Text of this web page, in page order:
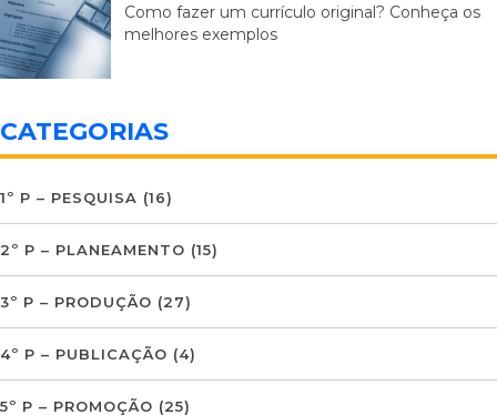
Como fazer um currículo original? Conheça os
melhores exemplos
CATEGORIAS
1º P – PESQUISA (16)
2º P – PLANEAMENTO (15)
3º P – PRODUÇÃO (27)
4º P – PUBLICAÇÃO (4)
5º P – PROMOÇÃO (25)